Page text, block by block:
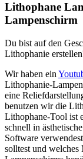
Lithophane
Lampenschirm
Du bist auf den
Lithophanie
Wir haben ein
Lithophanie-
eine
benutzen wir die
Lithophane-Tool ist
schnell in
Software
solltest und